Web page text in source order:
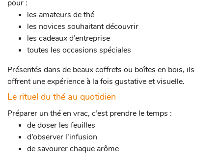
pour :
les amateurs de thé
les novices souhaitant découvrir
les cadeaux d’entreprise
toutes les occasions spéciales
Présentés dans de beaux coffrets ou boîtes en bois, ils
offrent une expérience à la fois gustative et visuelle.
Le rituel du thé au quotidien
Préparer un thé en vrac, c’est prendre le temps :
de doser les feuilles
d’observer l’infusion
de savourer chaque arôme